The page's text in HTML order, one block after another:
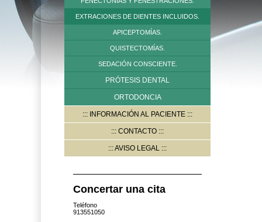
EXTRACIONES DE DIENTES INCLUIDOS.
APICEPTOMÍAS.
QUISTECTOMÍAS.
SEDACIÓN CONSCIENTE.
PRÓTESIS DENTAL
ORTODONCIA
INFORMACIÓN AL PACIENTE
CONTACTO
AVISO LEGAL
Concertar una cita
Teléfono
913551050